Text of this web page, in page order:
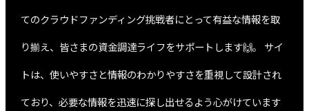
てのクラウドファンディング挑戦者にとって有益な情報を取
り揃え、皆さまの資金調達ライフをサポートします🙌。 サイ
トは、使いやすさと情報のわかりやすさを重視して設計され
ており、必要な情報を迅速に探し出せるよう心がけています